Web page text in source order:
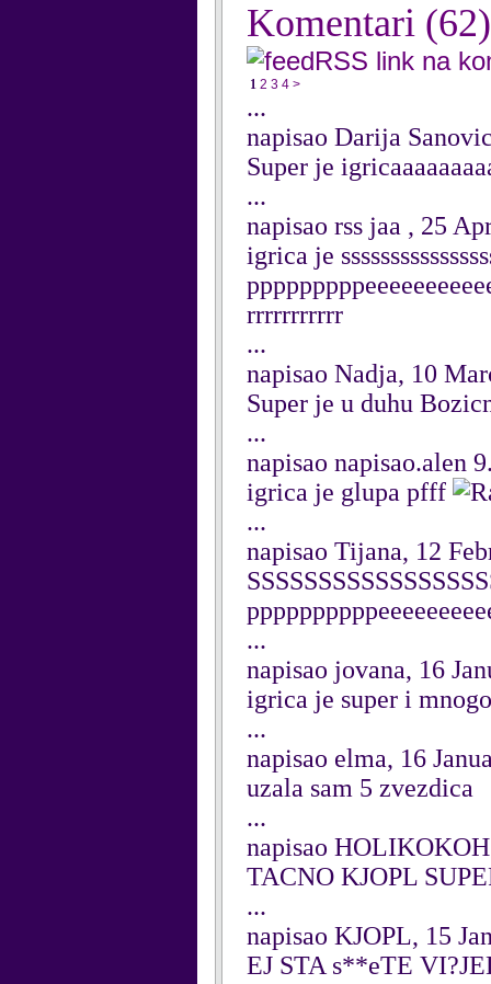
Komentari (62)
RSS link na
1 2 3 4 >
...
napisao Darija
Super je
...
napisao rss jaa , 25
igrica je
rrrrrrrrrrr
...
napisao Nadja, 10
Super je u duhu
...
napisao napisao.alen
igrica je glupa pfff
...
napisao Tijana, 12
...
napisao jovana, 16
igrica je super i
...
napisao elma, 16
uzala sam 5 zvezdica
...
napisao
TACNO KJOPL
...
napisao KJOPL, 15
EJ STA s**eTE